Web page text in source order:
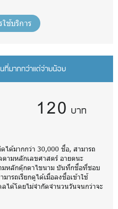
ช้บริการ
ที่มากกว่าแต่จ่ายน้อย
120 บาท
ได้มากกว่า 30,000 ชื่อ, สามารถ
ตามหลักเลขศาสตร์ อายตนะ
มหลักตุ๊กตาไขนาม บันทึกชื่อที่ชอบ
ารถเรียกดูได้เมื่อลงชื่อเข้าใช้
ลได้โดยไม่จำกัดจำนวนวันจนกว่าจะ